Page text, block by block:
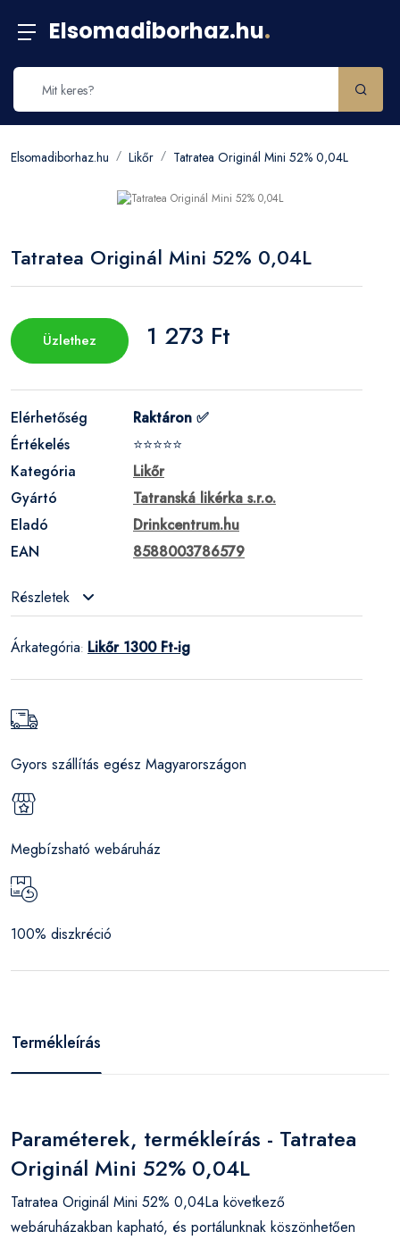
Elsomadiborhaz.hu.
Elsomadiborhaz.hu Likőr Tatratea Originál Mini 52% 0,04L
Tatratea Originál Mini 52% 0,04L
Üzlethez 1 273 Ft
Elérhetőség
Raktáron ✅
Értékelés
⭐⭐⭐⭐⭐
Kategória
Likőr
Gyártó
Tatranská likérka s.r.o.
Eladó
Drinkcentrum.hu
EAN
8588003786579
Részletek
Árkategória: Likőr 1300 Ft-ig
Gyors szállítás egész Magyarországon
Megbízsható webáruház
100% diszkréció
Termékleírás
Paraméterek, termékleírás - Tatratea
Originál Mini 52% 0,04L
Tatratea Originál Mini 52% 0,04La következő
webáruházakban kapható, és portálunknak köszönhetően